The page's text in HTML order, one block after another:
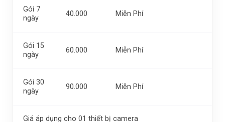
Gói 7
ngày
40.000 Miễn Phí
Gói 15
ngày
60.000 Miễn Phí
Gói 30
ngày
90.000 Miễn Phí
Giá áp dụng cho 01 thiết bị camera